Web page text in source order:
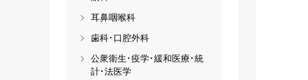
耳鼻咽喉科
歯科･口腔外科
公衆衛生･疫学･緩和医療･統
計･法医学